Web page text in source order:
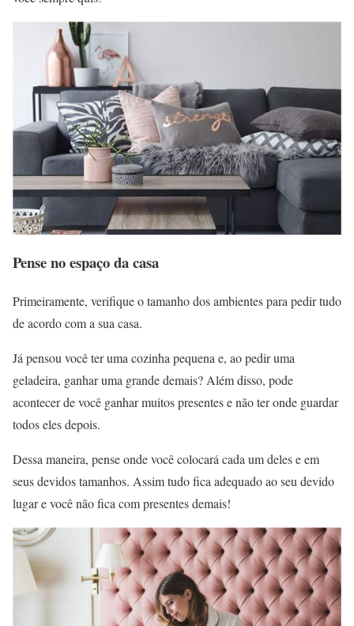
Pense no espaço da casa
Primeiramente, verifique o tamanho dos ambientes para pedir tudo
de acordo com a sua casa.
Já pensou você ter uma cozinha pequena e, ao pedir uma
geladeira, ganhar uma grande demais? Além disso, pode
acontecer de você ganhar muitos presentes e não ter onde guardar
todos eles depois.
Dessa maneira, pense onde você colocará cada um deles e em
seus devidos tamanhos. Assim tudo fica adequado ao seu devido
lugar e você não fica com presentes demais!